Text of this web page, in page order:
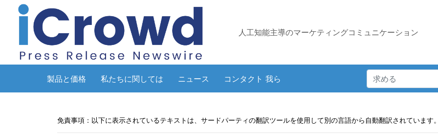
人工知能主導のマーケティングコミュニケーション
製品と価格 私たちに関しては ニュース コンタクト 我ら
免責事項：以下に表示されているテキストは、サードパーティの翻訳ツールを使用して別の言語から自動翻訳されています。